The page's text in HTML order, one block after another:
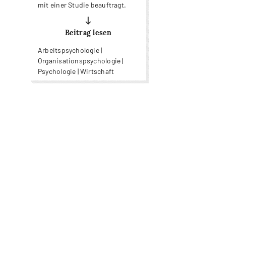
mit einer Studie beauftragt.
Beitrag lesen
Arbeitspsychologie |
Organisationspsychologie |
Psychologie | Wirtschaft